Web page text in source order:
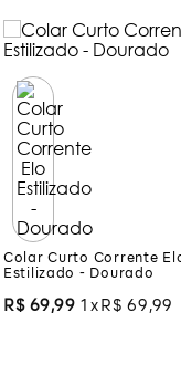
Colar Curto Corrente Elo
Estilizado - Dourado
R$ 69